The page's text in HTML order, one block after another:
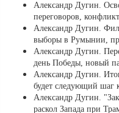
Александр Дугин.
переговоров,
Александр Дугин.
выборы в Румынии,
Александр Дугин.
день Победы, новый
Александр Дугин.
будет следующий шаг
Александр Дугин.
раскол Запада при